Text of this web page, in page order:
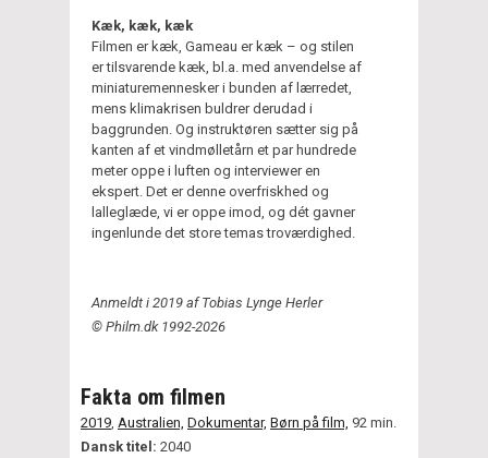
Kæk, kæk, kæk
Filmen er kæk, Gameau er kæk – og stilen
er tilsvarende kæk, bl.a. med anvendelse af
miniaturemennesker i bunden af lærredet,
mens klimakrisen buldrer derudad i
baggrunden. Og instruktøren sætter sig på
kanten af et vindmølletårn et par hundrede
meter oppe i luften og interviewer en
ekspert. Det er denne overfriskhed og
lalleglæde, vi er oppe imod, og dét gavner
ingenlunde det store temas troværdighed.
Anmeldt i 2019 af Tobias Lynge Herler
© Philm.dk 1992-2026
Fakta om filmen
2019 Australien, Dokumentar, Børn på film, 92 min.
Dansk titel: 2040